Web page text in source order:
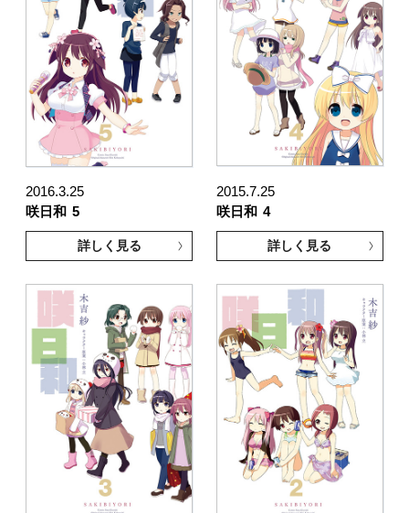
2016.3.25
咲日和 5
詳しく見る
2015.7.25
咲日和 4
詳しく見る